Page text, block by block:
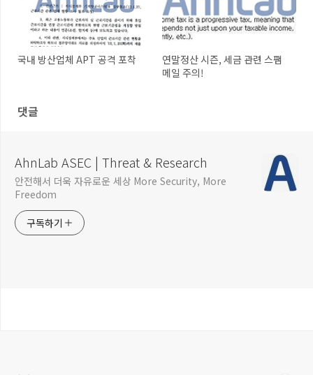
국내 방산업체 APT 공격 포착
연말정산 시즌, 세금 관련 스팸
메일 주의!
댓글
AhnLab ASEC | Threat & Research
안전해서 더욱 자유로운 세상 More Security, More
Freedom
구독하기